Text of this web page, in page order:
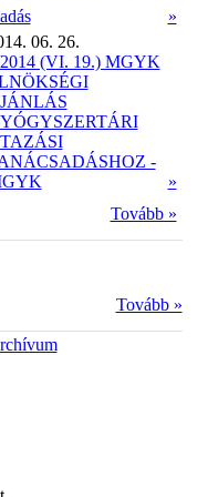
»
06. 26.
(VI. 19.) MGYK
-
»
Tovább »
Tovább »